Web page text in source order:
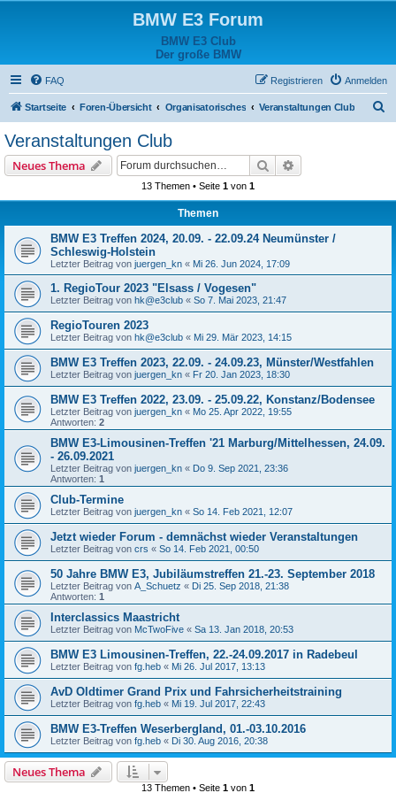
BMW E3 Forum
BMW E3 Club
Der große BMW
FAQ Anmelden
Registrieren
Startseite Foren-Übersicht Organisatorisches Veranstaltungen Club
Veranstaltungen Club
Neues Thema Suche
13 Themen • Seite 1 von 1
Themen
BMW E3 Treffen 2024, 20.09. - 22.09.24 Neumünster /
Schleswig-Holstein
Letzter Beitrag von juergen_kn « Mi 26. Jun 2024, 17:09
1. RegioTour 2023 "Elsass / Vogesen"
Letzter Beitrag von hk@e3club « So 7. Mai 2023, 21:47
RegioTouren 2023
Letzter Beitrag von hk@e3club « Mi 29. Mär 2023, 14:15
BMW E3 Treffen 2023, 22.09. - 24.09.23, Münster/Westfahlen
Letzter Beitrag von juergen_kn « Fr 20. Jan 2023, 18:30
BMW E3 Treffen 2022, 23.09. - 25.09.22, Konstanz/Bodensee
Letzter Beitrag von juergen_kn « Mo 25. Apr 2022, 19:55
Antworten: 2
BMW E3-Limousinen-Treffen '21 Marburg/Mittelhessen, 24.09.
- 26.09.2021
Letzter Beitrag von juergen_kn « Do 9. Sep 2021, 23:36
Antworten: 1
Club-Termine
Letzter Beitrag von juergen_kn « So 14. Feb 2021, 12:07
Jetzt wieder Forum - demnächst wieder Veranstaltungen
Letzter Beitrag von crs « So 14. Feb 2021, 00:50
50 Jahre BMW E3, Jubiläumstreffen 21.-23. September 2018
Letzter Beitrag von A_Schuetz « Di 25. Sep 2018, 21:38
Antworten: 1
Interclassics Maastricht
Letzter Beitrag von McTwoFive « Sa 13. Jan 2018, 20:53
BMW E3 Limousinen-Treffen, 22.-24.09.2017 in Radebeul
Letzter Beitrag von fg.heb « Mi 26. Jul 2017, 13:13
AvD Oldtimer Grand Prix und Fahrsicherheitstraining
Letzter Beitrag von fg.heb « Mi 19. Jul 2017, 22:43
BMW E3-Treffen Weserbergland, 01.-03.10.2016
Letzter Beitrag von fg.heb « Di 30. Aug 2016, 20:38
Neues Thema
13 Themen • Seite 1 von 1